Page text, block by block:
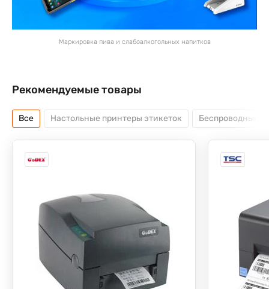
Маркировка пива и слабоалкогольных напитков
Рекомендуемые товары
Все Настольные принтеры этикеток Беспроводные